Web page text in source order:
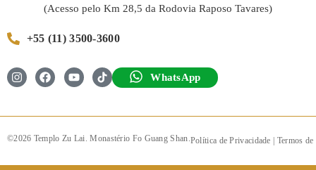
(Acesso pelo Km 28,5 da Rodovia Raposo Tavares)
+55 (11) 3500-3600
WhatsApp
©2026 Templo Zu Lai. Monastério Fo Guang Shan.Política de Privacidade Termos